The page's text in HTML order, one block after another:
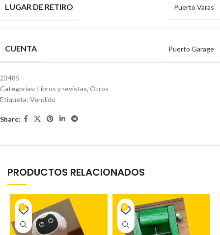
LUGAR DE RETIRO Puerto Varas
CUENTA Puerto Garage
23485
Categorías: Libros y revistas, Otros
Etiqueta: Vendido
Share:
PRODUCTOS RELACIONADOS
0 0